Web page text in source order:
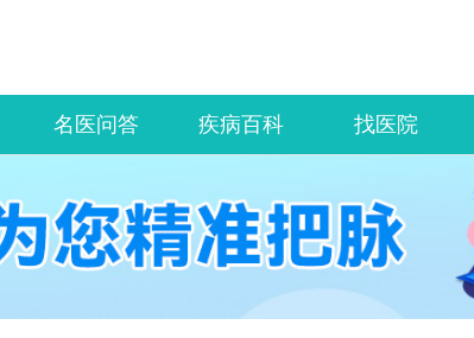
名医问答 疾病百科 找医院